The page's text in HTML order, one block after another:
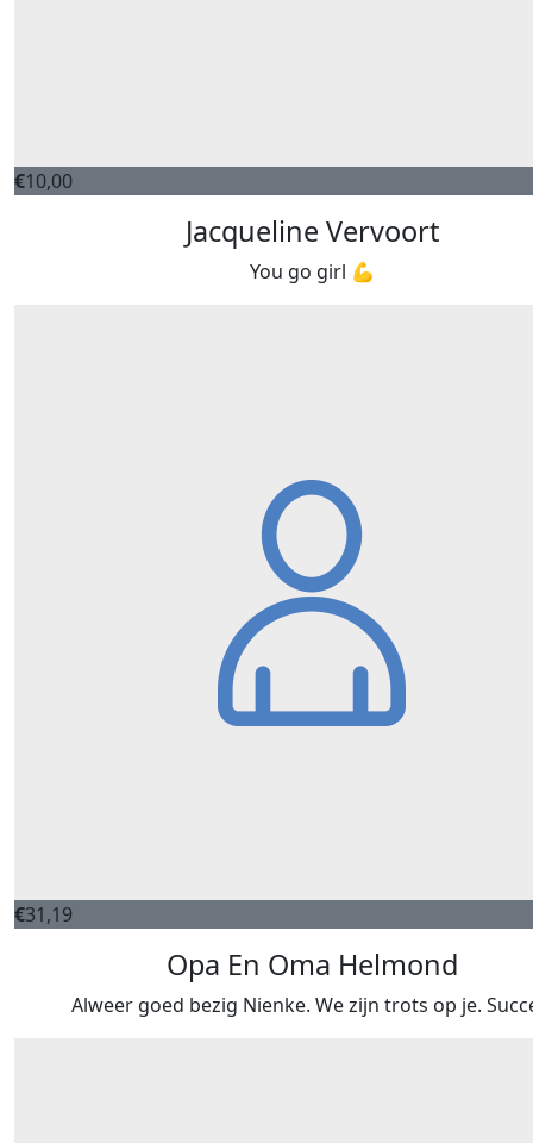
€10,00
Jacqueline Vervoort
You go girl 💪
€31,19
Opa En Oma Helmond
Alweer goed bezig Nienke. We zijn trots op je.